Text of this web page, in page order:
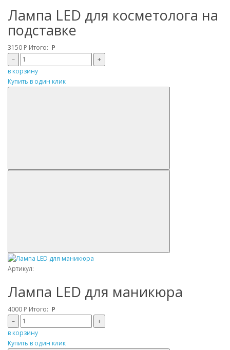
Лампа LED для косметолога на
подставке
3150 Р Итого: Р
–
+
в корзину
Купить в один клик
Артикул:
Лампа LED для маникюра
4000 Р Итого: Р
–
+
в корзину
Купить в один клик